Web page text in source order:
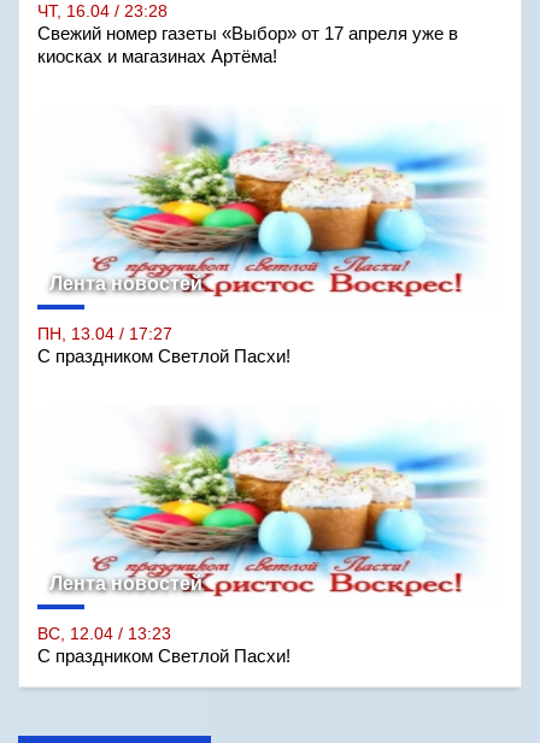
ЧТ, 16.04 / 23:28
Свежий номер газеты «Выбор» от 17 апреля уже в
киосках и магазинах Артёма!
Лента новостей
ПН, 13.04 / 17:27
С праздником Светлой Пасхи!
Лента новостей
ВС, 12.04 / 13:23
С праздником Светлой Пасхи!